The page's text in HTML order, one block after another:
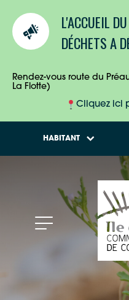
L'ACCUEIL
DÉCHETS A
Rendez-vous route du
La Flotte)
Cliquez ici
HABITANT
ENTREPRISES